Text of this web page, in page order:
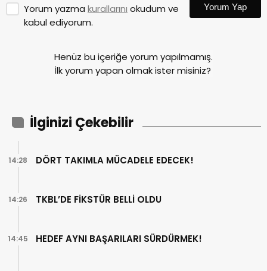
Yorum yazma kurallarını okudum ve
kabul ediyorum.
Yorum Yap
Henüz bu içeriğe yorum yapılmamış.
İlk yorum yapan olmak ister misiniz?
İlginizi Çekebilir
DÖRT TAKIMLA MÜCADELE EDECEK!
14:28
TKBL’DE FİKSTÜR BELLİ OLDU
14:26
HEDEF AYNI BAŞARILARI SÜRDÜRMEK!
14:45